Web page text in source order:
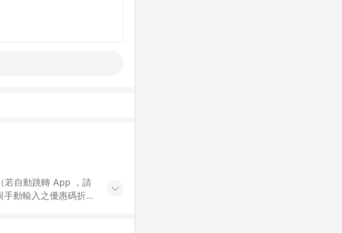
若自動跳轉 App ，請
手動輸入之優惠碼折